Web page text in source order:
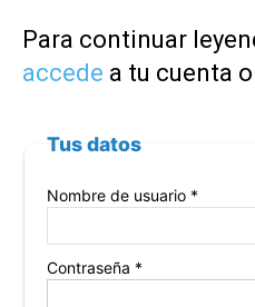
Para continuar
accede a tu cuenta o
Tus datos
Nombre de usuario *
Contraseña *